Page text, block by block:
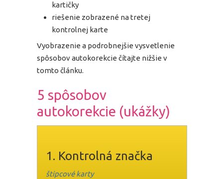
kartičky
riešenie zobrazené na tretej
kontrolnej karte
Vyobrazenie a podrobnejšie vysvetlenie
spôsobov autokorekcie čítajte nižšie v
tomto článku.
5 spôsobov
autokorekcie (ukážky)
1. Kontrolná značka
štipcové karty